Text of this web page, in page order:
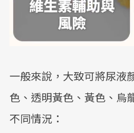
一般來說，大致可將尿液
色、透明黃色、黃色、烏
不同情況：